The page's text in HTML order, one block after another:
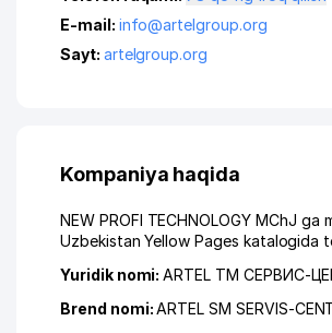
E-mail: info@artelgroup.org
Sayt: artelgroup.org
Kompaniya haqida
NEW PROFI TECHNOLOGY MChJ
Uzbekistan Yellow Pages katalogida
Yuridik nomi:ARTEL ТМ СЕРВИС-
Brend nomi:ARTEL SM SERVIS-